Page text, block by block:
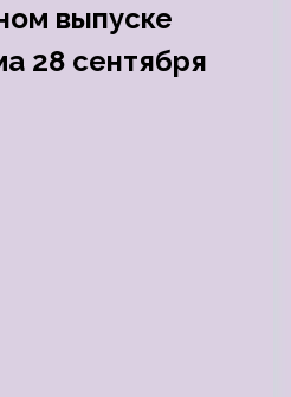
выпуске
28 сентября